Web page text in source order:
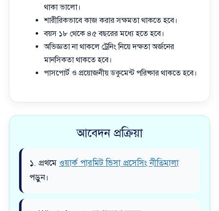
থাকা ভালো।
শারীরিকভাবে কাজ করার সক্ষমতা থাকতে হবে।
বয়স ১৮ থেকে ৪৫ বছরের মধ্যে হতে হবে।
অভিজ্ঞতা না থাকলে ট্রেনিং নিয়ে দক্ষতা অর্জনের
মানসিকতা থাকতে হবে।
পাসপোর্ট ও প্রয়োজনীয় ডকুমেন্ট পরিষ্কার থাকতে হবে।
আবেদন প্রক্রিয়া
১. প্রথমে ওয়ার্ক পারমিট ভিসা প্রসেসিং নীতিমালা
পড়ুন।